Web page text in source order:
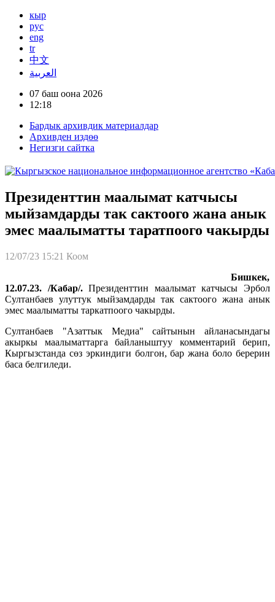
кыр
рус
eng
tr
中文
العربية
07 баш оона 2026
12:18
Бардык архивдик материалдар
Архивден издөө
Негизги сайтка
Президенттин маалымат катчысы
мыйзамдарды так сактоого жана анык
эмес маалыматты таратпоого чакырды
12/07/23 15:21 Коом
Бишкек,
12.07.23. /Кабар/.Президенттин маалымат катчысы Эрбол
Султанбаев улуттук мыйзамдарды так сактоого жана анык
эмес маалыматты таркатпоого чакырды.
Султанбаев "Азаттык Медиа" сайтынын айланасындагы
акыркы маалыматтарга байланыштуу комментарий берип,
Кыргызстанда сөз эркиндиги болгон, бар жана боло берерин
баса белгиледи.